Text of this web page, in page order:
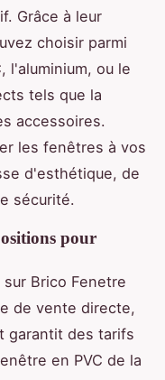
Grâce à leur
choisir parmi
l'aluminium, ou le
tels que la
accessoires.
les fenêtres à vos
d'esthétique, de
sécurité.
pour
Brico Fenetre
de vente directe,
garantit des tarifs
en PVC de la